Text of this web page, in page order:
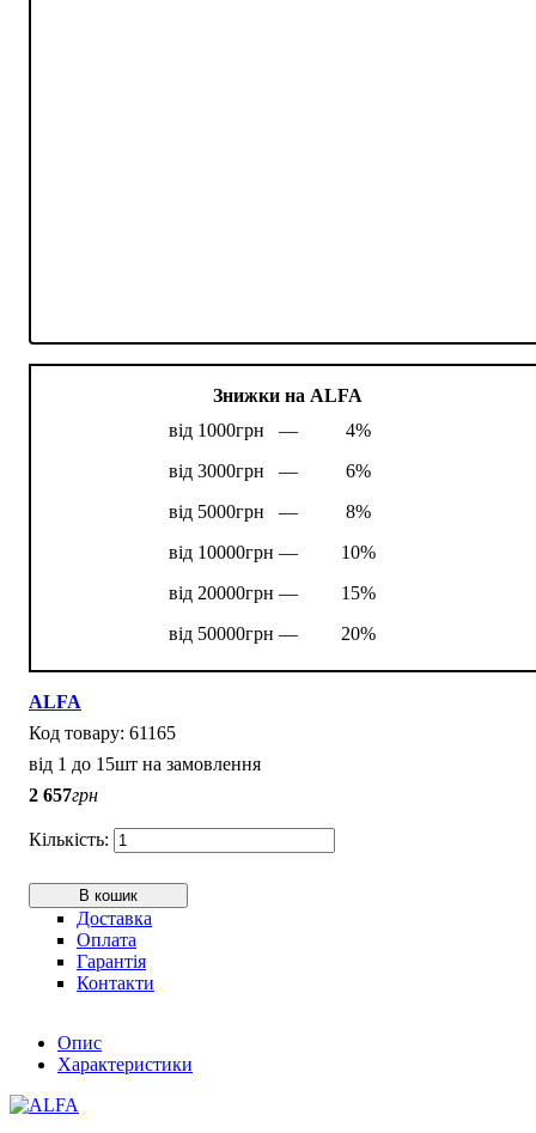
Знижки на ALFA
від 1000грн —
4%
від 3000грн —
6%
від 5000грн —
8%
від 10000грн —
10%
від 20000грн —
15%
від 50000грн —
20%
ALFA
61165
від 1 до 15шт на замовлення
2 657грн
В кошик
Доставка
Оплата
Гарантія
Контакти
Опис
Характеристики